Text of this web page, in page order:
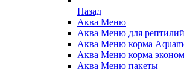
Назад
Аква Меню
Аква Меню для рептилий
Аква Меню корма
Аква Меню корма эконом
Аква Меню пакеты